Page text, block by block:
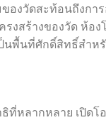
งวัดสะท้อนถึงกา
สร้างของวัด ห้อง
นพื้นที่ศักดิ์สิทธิ์สำห
ที่หลากหลาย เปิด